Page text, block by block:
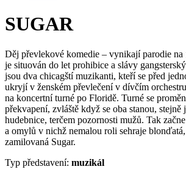
SUGAR
Děj převlekové komedie – vynikají parodie
je situován do let prohibice a slávy
jsou dva chicagští muzikanti, kteří se před
ukryjí v ženském převlečení v dívčím
na koncertní turné po Floridě. Turné se
překvapení, zvláště když se oba stanou, stejně
hudebnice, terčem pozornosti mužů. Tak
a omylů v nichž nemalou roli sehraje
zamilovaná Sugar.
Typ představení: muzikál